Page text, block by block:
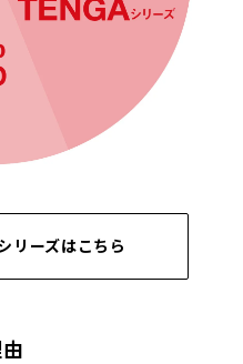
リーズはこちら